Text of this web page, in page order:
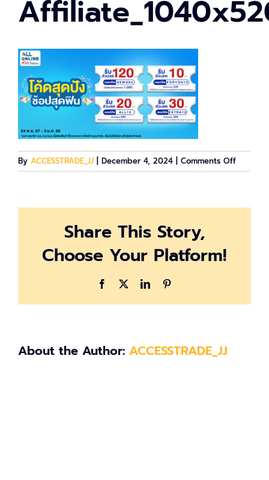
By ACCESSTRADE_JJ December 4, 2024 Comments Offon
Share This Story,
Choose Your Platform!
Facebook LinkedIn
About the Author: ACCESSTRADE_JJ